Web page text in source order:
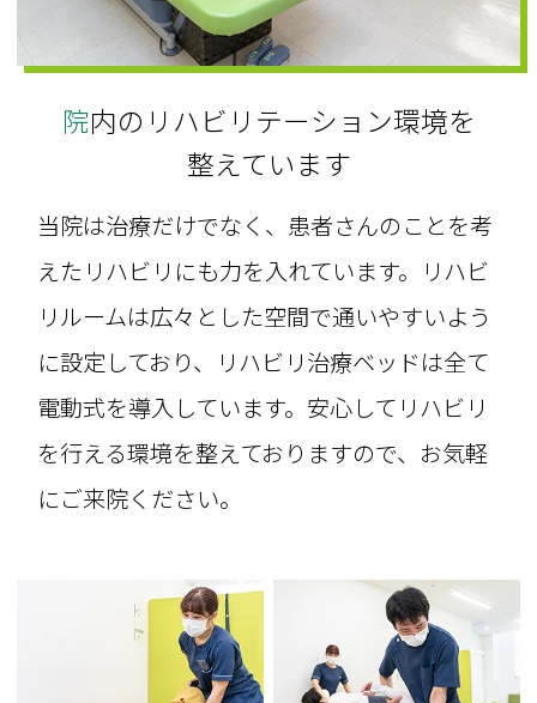
院内のリハビリテーション環境を
整えています
当院は治療だけでなく、患者さんのことを考
えたリハビリにも力を入れています。リハビ
リルームは広々とした空間で通いやすいよう
に設定しており、リハビリ治療ベッドは全て
電動式を導入しています。安心してリハビリ
を行える環境を整えておりますので、お気軽
にご来院ください。